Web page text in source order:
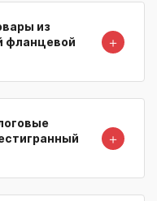
из
фланцевой
＋
＋